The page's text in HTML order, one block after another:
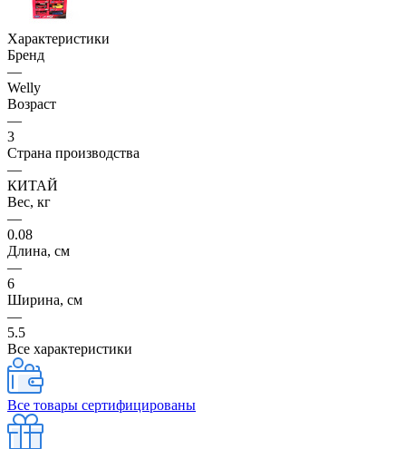
Характеристики
Бренд
—
Welly
Возраст
—
3
Страна производства
—
КИТАЙ
Вес, кг
—
0.08
Длина, см
—
6
Ширина, см
—
5.5
Все характеристики
Все товары сертифицированы